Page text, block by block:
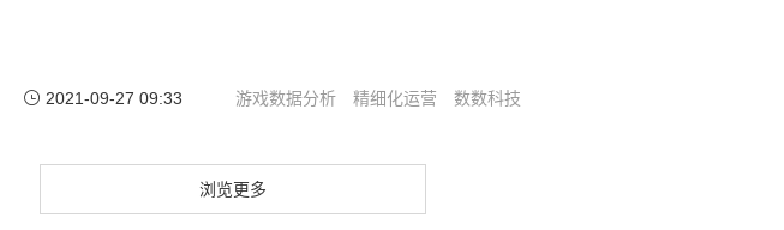
2021-09-27 09:33 游戏数据分析 精细化运营 数数科技
浏览更多